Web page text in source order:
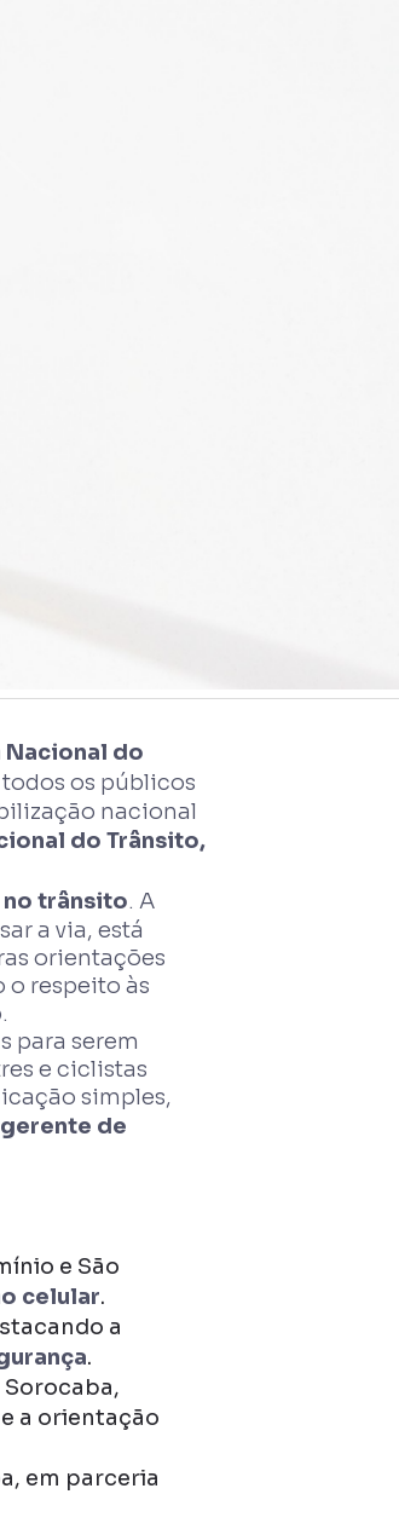
Nacional do
os públicos
nacional
do Trânsito,
trânsito. A
a via, está
orientações
o respeito às
para serem
e ciclistas
simples,
de
e São
celular.
a
.
e a orientação
em parceria